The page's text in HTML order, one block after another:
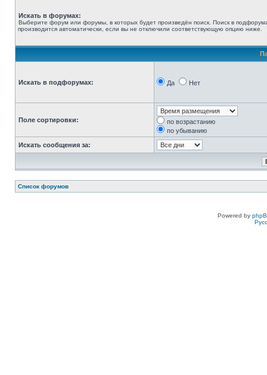
Искать в форумах:
Выберите форум или форумы, в которых будет произведён поиск. Поиск в
производится автоматически, если вы не отключили соответствующую опцию ниже.
Искать в подфорумах: Да Нет
Поле сортировки:
по возрастанию
по убыванию
Искать сообщения за:
Список форумов
Powered by